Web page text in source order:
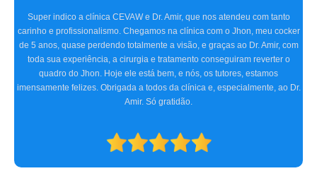
preocupados porque frequentemente nosso pet, o Ozzy, ficava com o olho
irritado, às vezes quase fechado. O Doutor Amir, na primeira consulta,
detectou o problema, receitou os remédios necessários, e realizamos dois
procedimentos cirúrgicos com excelência. O atendimento e
acompanhamento foram ótimos desde a primeira consulta até o pós-
operatório. Indicamos a clínica para consultas oftalmológicas e qualquer
especialidade que atendam.